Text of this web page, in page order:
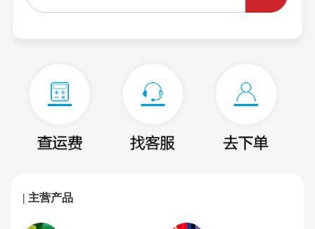
| 主营产品